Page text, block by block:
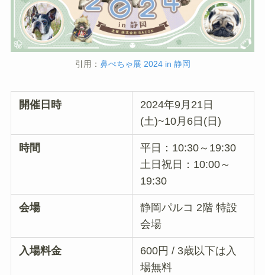
引用： 鼻ぺちゃ展 2024 in 静岡
開催日時
2024年9月21日
(土)~10月6日(日)
時間
平日：10:30～19:30
土日祝日：10:00～
19:30
会場
静岡パルコ 2階 特設
会場
入場料金
600円 / 3歳以下は入
場無料